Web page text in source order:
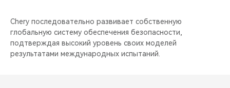
Chery последовательно развивает собственную
глобальную систему обеспечения безопасности,
подтверждая высокий уровень своих моделей
результатами международных испытаний.